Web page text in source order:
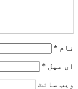
نام *
ای میل *
ویب‌ سائٹ